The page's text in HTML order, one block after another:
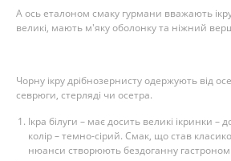
А ось еталоном смаку гурмани вважають ікру
великі, мають м'яку оболонку та ніжний
Чорну ікру дрібнозернисту одержують від
севрюги, стерляді чи осетра.
Ікра білуги – має досить великі ікринки –
колір – темно-сірий. Смак, що став
нюанси створюють бездоганну